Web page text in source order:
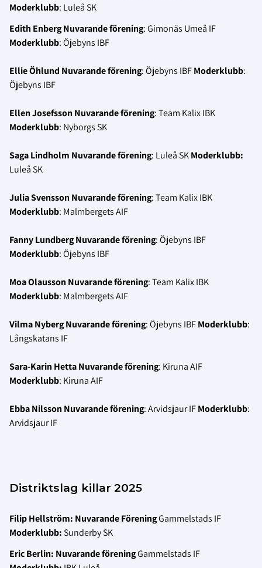
Moderklubb: Luleå SK
Edith EnbergNuvarande förening: Gimonäs Umeå IF
Moderklubb: Öjebyns IBF
Ellie Öhlund Nuvarande förening: Öjebyns IBFModerklubb:
Öjebyns IBF
Ellen JosefssonNuvarande förening: Team Kalix IBK
Moderklubb: Nyborgs SK
Saga Lindholm Nuvarande förening: Luleå SKModerklubb:
Luleå SK
Julia SvenssonNuvarande förening: Team Kalix IBK
Moderklubb: Malmbergets AIF
Fanny LundbergNuvarande förening: Öjebyns IBF
Moderklubb: Öjebyns IBF
Moa OlaussonNuvarande förening: Team Kalix IBK
Moderklubb: Malmbergets AIF
Vilma NybergNuvarande förening: Öjebyns IBFModerklubb:
Långskatans IF
Sara-Karin HettaNuvarande förening: Kiruna AIF
Moderklubb: Kiruna AIF
Ebba NilssonNuvarande förening: Arvidsjaur IFModerklubb:
Arvidsjaur IF
Distriktslag killar 2025
Filip Hellström: Nuvarande FöreningGammelstads IF
Moderklubb:Sunderby SK
Eric Berlin: Nuvarande föreningGammelstads IF